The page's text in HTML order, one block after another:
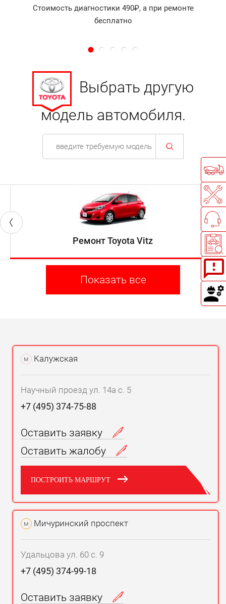
Стоимость диагностики 490₽, а при ремонте
бесплатно
Выбрать другую
модель автомобиля.
Ремонт Toyota Vitz
Показать все
м Калужская
Научный проезд ул. 14а с. 5
+7 (495) 374-75-88
Оставить заявку
Оставить жалобу
ПОСТРОИТЬ МАРШРУТ
м Мичуринский проспект
Удальцова ул. 60 с. 9
+7 (495) 374-99-18
Оставить заявку